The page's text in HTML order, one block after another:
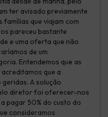
ter avisado previamente
famílias que viajam com
pareceu bastante
e uma oferta que não
de um
Entendemos que as
que a
A solução
diretor foi oferecer-nos
pagar 50% do custo do
consideramos